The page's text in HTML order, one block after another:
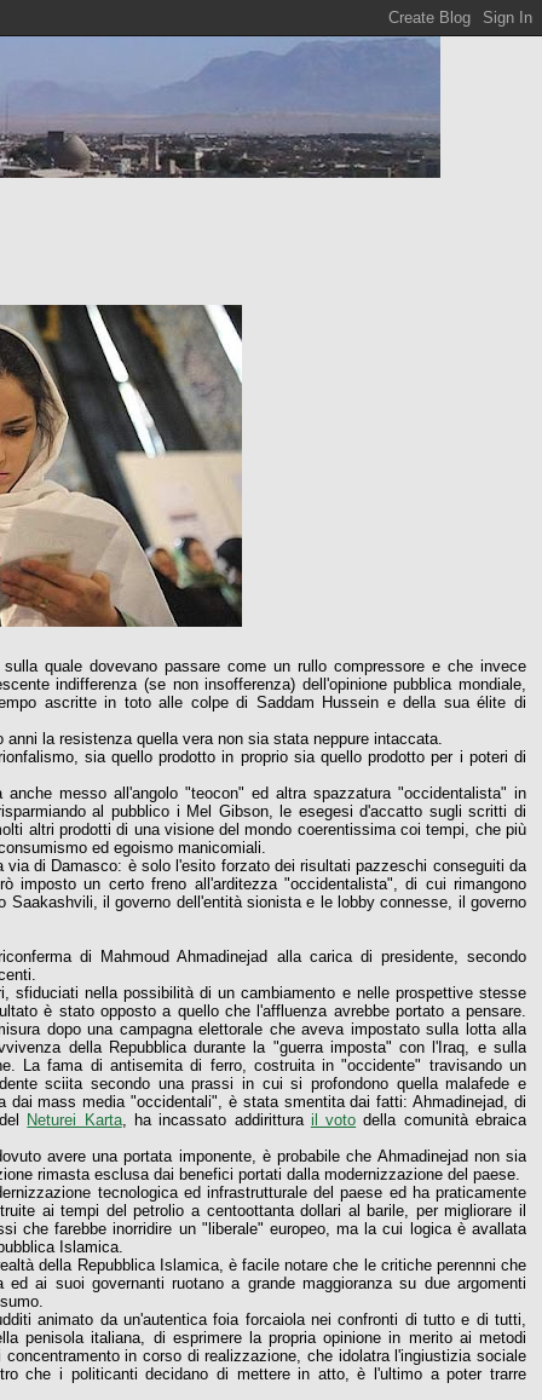
quale dovevano passare come un rullo compressore e che invece
indifferenza (se non insofferenza) dell'opinione pubblica mondiale,
ascritte in toto alle colpe di Saddam Hussein e della sua élite di
la resistenza quella vera non sia stata neppure intaccata.
sia quello prodotto in proprio sia quello prodotto per i poteri di
messo all'angolo "teocon" ed altra spazzatura "occidentalista" in
al pubblico i Mel Gibson, le esegesi d'accatto sugli scritti di
altri prodotti di una visione del mondo coerentissima coi tempi, che più
ed egoismo manicomiali.
di Damasco: è solo l'esito forzato dei risultati pazzeschi conseguiti da
un certo freno all'arditezza "occidentalista", di cui rimangono
il governo dell'entità sionista e le lobby connesse, il governo
di Mahmoud Ahmadinejad alla carica di presidente, secondo
nella possibilità di un cambiamento e nelle prospettive stesse
è stato opposto a quello che l'affluenza avrebbe portato a pensare.
dopo una campagna elettorale che aveva impostato sulla lotta alla
della Repubblica durante la "guerra imposta" con l'Iraq, e sulla
La fama di antisemita di ferro, costruita in "occidente" travisando un
sciita secondo una prassi in cui si profondono quella malafede e
mass media "occidentali", è stata smentita dai fatti: Ahmadinejad, di
Neturei Karta, ha incassato addirittura il voto della comunità ebraica
avere una portata imponente, è probabile che Ahmadinejad non sia
rimasta esclusa dai benefici portati dalla modernizzazione del paese.
tecnologica ed infrastrutturale del paese ed ha praticamente
ai tempi del petrolio a centoottanta dollari al barile, per migliorare il
che farebbe inorridire un "liberale" europeo, ma la cui logica è avallata
Islamica.
della Repubblica Islamica, è facile notare che le critiche perennni che
ai suoi governanti ruotano a grande maggioranza su due argomenti
animato da un'autentica foia forcaiola nei confronti di tutto e di tutti,
penisola italiana, di esprimere la propria opinione in merito ai metodi
in corso di realizzazione, che idolatra l'ingiustizia sociale
che i politicanti decidano di mettere in atto, è l'ultimo a poter trarre